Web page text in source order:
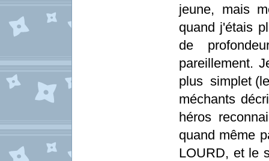
jeune, mais
quand j'étais
de
pareillement.
plus simplet
méchants
héros
quand même
LOURD, et le